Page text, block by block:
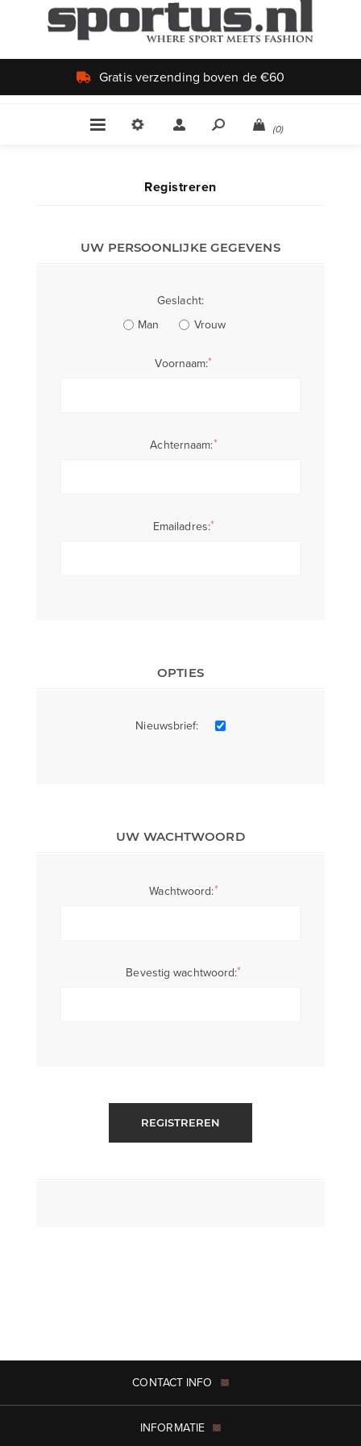
Gratis verzending boven de €60
(0)
Registreren
UW PERSOONLIJKE GEGEVENS
Geslacht:
Man
Vrouw
Voornaam:*
Achternaam:*
Emailadres:*
OPTIES
Nieuwsbrief:
UW WACHTWOORD
Wachtwoord:*
Bevestig wachtwoord:*
REGISTREREN
CONTACT INFO
INFORMATIE